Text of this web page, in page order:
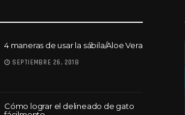
4 maneras de usar la sábila/Aloe Vera
SEPTIEMBRE 26, 2018
Cómo lograr el delineado de gato